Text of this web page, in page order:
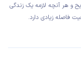
و هر آنچه لازمه یک زندگی
فاصله زیادی دارد.